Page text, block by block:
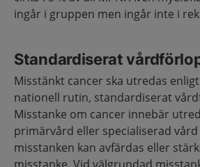
ingår i gruppen men ingår inte i
Standardiserat
Misstänkt cancer ska utredas
nationell rutin, standardiserat
Misstanke om cancer innebär
primärvård eller specialiserad
misstanken kan avfärdas eller